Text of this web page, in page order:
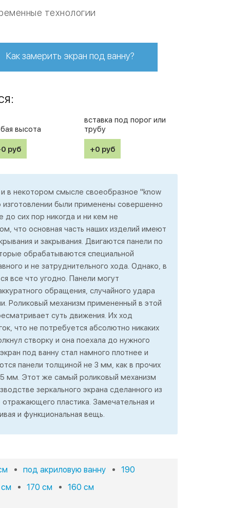
технологии
Как замерить экран под ванну?
высота
руб
вставка под порог или
трубу
+0 руб
в некотором смысле своеобразное "know
изготовлении были применены совершенно
до сих пор никогда и ни кем не
что основная часть наших изделий имеют
и закрывания. Двигаются панели по
обрабатываются специальной
и не затруднительного хода. Однако, в
все что угодно. Панели могут
обращения, случайного удара
Роликовый механизм примененный в этой
суть движения. Их ход
что не потребуется абсолютно никаких
створку и она поехала до нужного
под ванну стал намного плотнее и
панели толщиной не 3 мм, как в прочих
мм. Этот же самый роликовый механизм
зеркального экрана сделанного из
пластика. Замечательная и
и функциональная вещь.
под акриловую ванну
190
170 см 160 см